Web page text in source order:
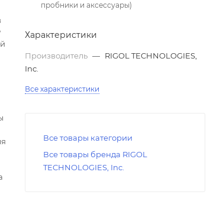
пробники и аксессуары)
Характеристики
Производитель — RIGOL TECHNOLOGIES,
Inc.
Все характеристики
Все товары категории
Все товары бренда RIGOL
TECHNOLOGIES, Inc.